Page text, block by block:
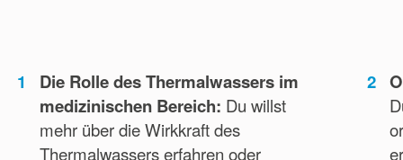
1
Die Rolle des Thermalwassers im
medizinischen Bereich: Du willst
mehr über die Wirkkraft des
Thermalwassers erfahren oder
2